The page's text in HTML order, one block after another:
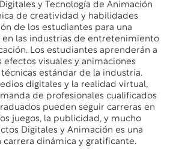
y Tecnología de Animación
de creatividad y habilidades
de los estudiantes para una
las industrias de entretenimiento
Los estudiantes aprenderán a
visuales y animaciones
estándar de la industria.
digitales y la realidad virtual,
de profesionales cualificados
pueden seguir carreras en
juegos, la publicidad, y mucho
Digitales y Animación es una
carrera dinámica y gratificante.